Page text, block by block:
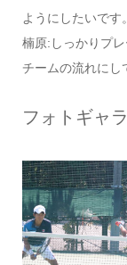
ようにしたいです。
楠原:しっかりプ
チームの流れにし
フォトギャ